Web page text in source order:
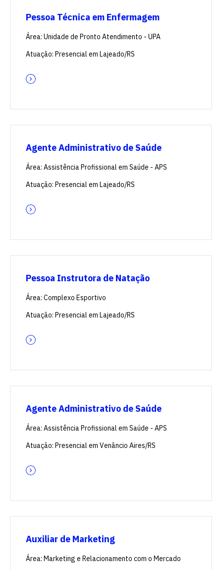
Pessoa Técnica em Enfermagem
Área: Unidade de Pronto Atendimento - UPA
Atuação: Presencial em Lajeado/RS
Agente Administrativo de Saúde
Área: Assistência Profissional em Saúde - APS
Atuação: Presencial em Lajeado/RS
Pessoa Instrutora de Natação
Área: Complexo Esportivo
Atuação: Presencial em Lajeado/RS
Agente Administrativo de Saúde
Área: Assistência Profissional em Saúde - APS
Atuação: Presencial em Venâncio Aires/RS
Auxiliar de Marketing
Área: Marketing e Relacionamento com o Mercado
Escolha a vaga que você
vagas para início de curso
vagas a partir do 2º ano de curso